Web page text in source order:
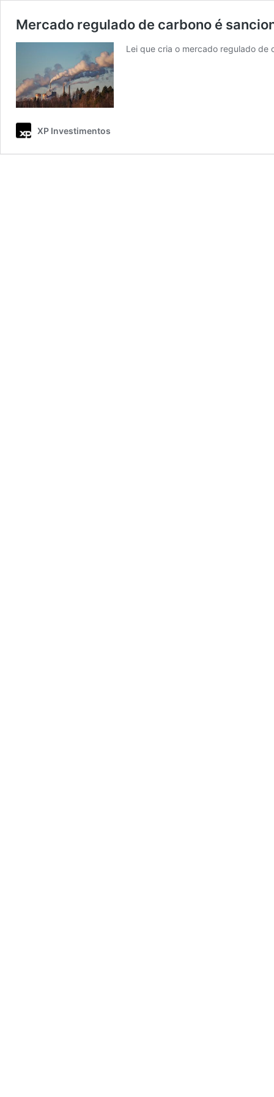
Mercado regulado de carbono é
Lei que cria o mercado regulado de
XP Investimentos